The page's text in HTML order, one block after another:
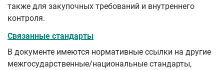
также для закупочных требований и внутреннего
контроля.
Связанные стандарты
В документе имеются нормативные ссылки на другие
межгосударственные/национальные стандарты,